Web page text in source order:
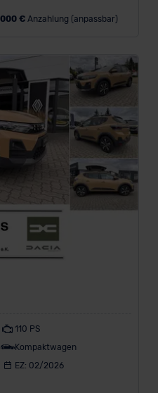
€Anzahlung (anpassbar)
110 PS
Kompaktwagen
EZ: 02/2026